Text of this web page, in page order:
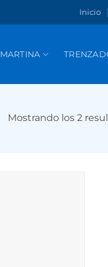
Inicio
MARTINA
Mostrando los 2